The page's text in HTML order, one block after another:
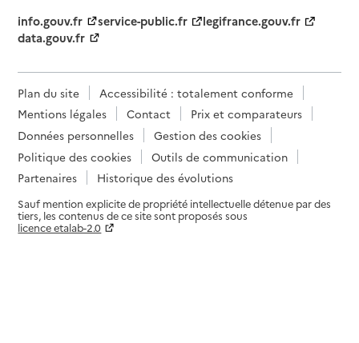
info.gouv.fr
service-public.fr
legifrance.gouv.fr
data.gouv.fr
Plan du site
Accessibilité : totalement conforme
Mentions légales
Contact
Prix et comparateurs
Données personnelles
Gestion des cookies
Politique des cookies
Outils de communication
Partenaires
Historique des évolutions
Sauf mention explicite de propriété intellectuelle détenue par des
tiers, les contenus de ce site sont proposés sous
licence etalab-2.0